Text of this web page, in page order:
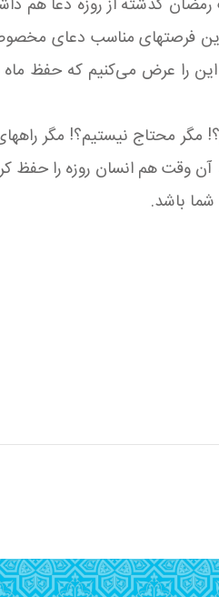
رمضان گذشته از روزه دعا هم
فرصتهای مناسب دعای
را عرض می‌كنیم كه حفظ
مگر محتاج نیستیم؟! مگر
وقت هم انسان روزه را حفظ
باشد.